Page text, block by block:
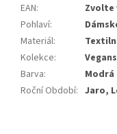
EAN:
Zvolte
Pohlaví:
Materiál:
Kolekce:
Barva:
Modrá
Roční Období: Jaro,